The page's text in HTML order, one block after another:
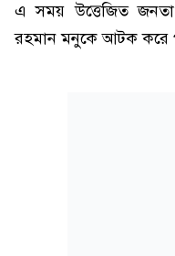
এ সময় উত্তেজিত
রহমান মনুকে আটক করে